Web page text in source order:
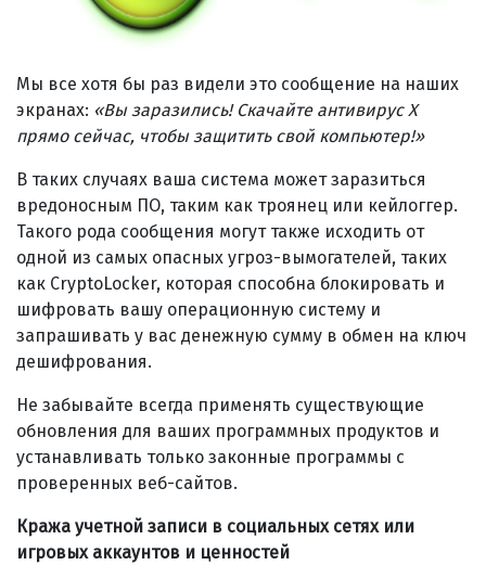
Мы все хотя бы раз видели это сообщение на наших
экранах: «Вы заразились! Скачайте антивирус X
прямо сейчас, чтобы защитить свой компьютер!»
В таких случаях ваша система может заразиться
вредоносным ПО, таким как троянец или кейлоггер.
Такого рода сообщения могут также исходить от
одной из самых опасных угроз-вымогателей, таких
как CryptoLocker, которая способна блокировать и
шифровать вашу операционную систему и
запрашивать у вас денежную сумму в обмен на ключ
дешифрования.
Не забывайте всегда применять существующие
обновления для ваших программных продуктов и
устанавливать только законные программы с
проверенных веб-сайтов.
Кража учетной записи в социальных сетях или
игровых аккаунтов и ценностей